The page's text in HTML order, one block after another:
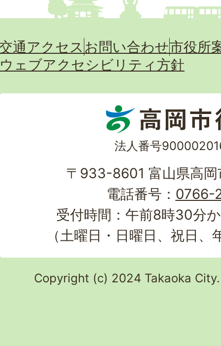
通アクセス お問い合わせ市役所
ウェブアクセシビリティ方針
法人番号
〒933-8601 富山県高
電話番号： 0766-
受付時間：午前8時30分
（土曜日・日曜日、祝日
Copyright (c) 2024 Takaoka